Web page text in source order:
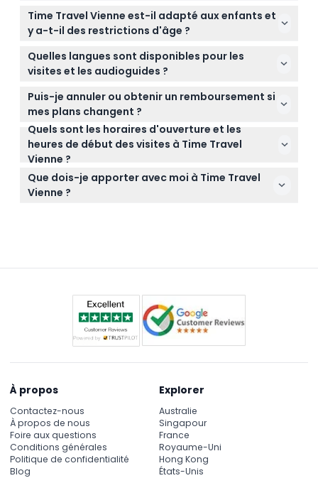
L'expérience dure environ 50 minutes et comprend
un cinéma 5D, des figurines animatroniques et des
spectacles multimédias qui donnent vie à l'histoire
de Vienne, de l'époque romaine à la Seconde
Guerre mondiale.
Time Travel Vienne est-il adapté aux enfants et
y a-t-il des restrictions d'âge ?
Les enfants de moins de 5 ans entrent
gratuitement lorsqu'ils partagent un siège au
cinéma, mais les enfants de moins de 10 ans
doivent être accompagnés d'un adulte âgé de 18
ans ou plus.
Quelles langues sont disponibles pour les
visites et les audioguides ?
Les visites sont conduites en allemand, mais des
audioguides sont disponibles en 10 langues dont
l'anglais, l'espagnol, l'italien, le français et le chinois
pour une expérience enrichie.
Puis-je annuler ou obtenir un remboursement si
mes plans changent ?
Les billets ne sont pas remboursables et ne
peuvent pas être annulés, alors assurez-vous de les
utiliser à la date et à l'heure réservées.
Quels sont les horaires d'ouverture et les
heures de début des visites à Time Travel
Vienne ?
Time Travel Vienne est ouvert tous les jours de
10h00 à 20h00, avec des visites commençant
Que dois-je apporter avec moi à Time Travel
Vienne ?
À propos
Contactez-nous
À propos de nous
Foire aux questions
Conditions générales
Politique de confidentialité
Blog
Explorer
Australie
Singapour
France
Royaume-Uni
Hong Kong
États-Unis